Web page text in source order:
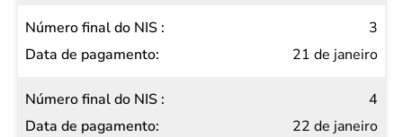
3
21 de janeiro
4
22 de janeiro